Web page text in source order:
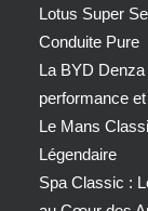
Lotus Super
Conduite Pure
La BYD
performance et
Le Mans
Légendaire
Spa Classic :